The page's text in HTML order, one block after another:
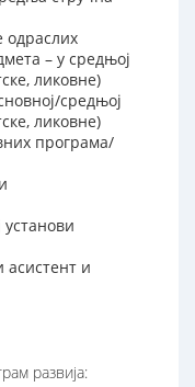
одраслих
– у средњој
ликовне)
средњој
ликовне)
програма/
асистент и
развија: